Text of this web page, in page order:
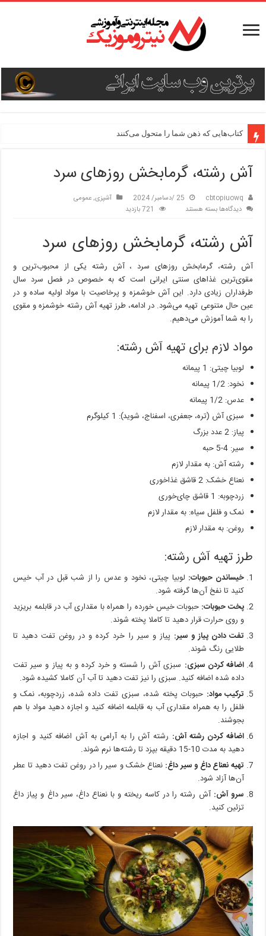
کتاب‌هایی که ذهن شما را متحول می‌کنند
آش رشته، گرمابخش روزهای سرد
cbtopiuowq 25 /دسامبر/ 2024 آشپزی,عمومی
دیدگاه‌هابرای
گرمابخش
سرد
بسته هستند 721 بازدید
آش رشته، گرمابخش روزهای سرد
آش رشته، گرمابخش روزهای سرد ، آش رشته یکی از محبوب‌ترین و
مقوی‌ترین غذاهای سنتی ایرانی است که به خصوص در فصل سرد سال
طرفداران زیادی دارد. این آش خوشمزه و پرخاصیت با مواد اولیه ساده و در
عین حال متنوعی تهیه می‌شود. در ادامه، طرز تهیه آش رشته خوشمزه و مقوی
را به شما آموزش می‌دهیم.
مواد لازم برای تهیه آش رشته:
لوبیا چیتی: 1 پیمانه
نخود: 1/2 پیمانه
عدس: 1/2 پیمانه
سبزی آش (تره، جعفری، اسفناج، شوید): 1 کیلوگرم
پیاز: 2 عدد بزرگ
سیر: 4-5 حبه
رشته آش: به مقدار لازم
نعناع خشک: 2 قاشق غذاخوری
زردچوبه: 1 قاشق چای‌خوری
نمک و فلفل سیاه: به مقدار لازم
روغن: به مقدار لازم
طرز تهیه آش رشته:
خیساندن حبوبات: لوبیا چیتی، نخود و عدس را از شب قبل در آب خیس
کنید تا نفخ آن‌ها گرفته شود.
پخت حبوبات: حبوبات خیس خورده را همراه با مقداری آب در قابلمه بریزید
و روی حرارت قرار دهید تا کاملا پخته شوند.
تفت دادن پیاز و سیر: پیاز و سیر را خرد کرده و در روغن تفت دهید تا
طلایی رنگ شوند.
اضافه کردن سبزی: سبزی آش را شسته و خرد کرده و به پیاز و سیر تفت
داده شده اضافه کنید. سبزی را نیز تفت دهید تا آب آن کاملا کشیده شود.
ترکیب مواد: حبوبات پخته شده، سبزی تفت داده شده، زردچوبه، نمک و
فلفل را به همراه مقداری آب به قابلمه اضافه کنید و اجازه دهید مواد با هم
بجوشند.
اضافه کردن رشته آش: رشته آش را به آرامی به آش اضافه کنید و اجازه
دهید به مدت 10-15 دقیقه بپزد تا رشته‌ها نرم شوند.
تهیه نعناع داغ و سیر داغ: نعناع خشک و سیر را در روغن تفت دهید تا عطر
آن‌ها آزاد شود.
سرو آش: آش رشته را در کاسه ریخته و با نعناع داغ، سیر داغ و پیاز داغ
تزئین کنید.